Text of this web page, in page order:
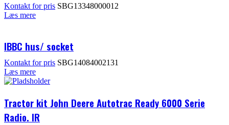
Kontakt for pris SBG13348000012
Læs mere
IBBC hus/ socket
Kontakt for pris SBG14084002131
Læs mere
Tractor kit John Deere Autotrac Ready 6000 Serie
Radio. IR